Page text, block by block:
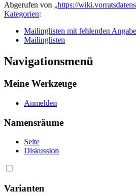
Abgerufen von „https://
Kategorien:
Mailinglisten mit fehlenden
Mailinglisten
Navigationsmenü
Meine Werkzeuge
Anmelden
Namensräume
Seite
Diskussion
Varianten